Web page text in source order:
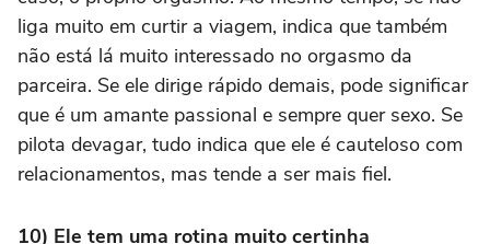
liga muito em curtir a viagem, indica que também
não está lá muito interessado no orgasmo da
parceira. Se ele dirige rápido demais, pode significar
que é um amante passional e sempre quer sexo. Se
pilota devagar, tudo indica que ele é cauteloso com
relacionamentos, mas tende a ser mais fiel.
10) Ele tem uma rotina muito certinha